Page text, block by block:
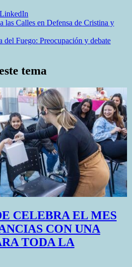
LinkedIn
las Calles en Defensa de Cristina y
del Fuego: Preocupación y debate
tema
CELEBRA EL MES
CON UNA
TODA LA